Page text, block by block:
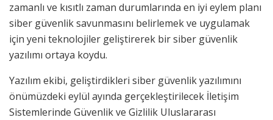
zamanlı ve kısıtlı zaman durumlarında en iyi eylem planı
siber güvenlik savunmasını belirlemek ve uygulamak
için yeni teknolojiler geliştirerek bir siber güvenlik
yazılımı ortaya koydu.
Yazılım ekibi, geliştirdikleri siber güvenlik yazılımını
önümüzdeki eylül ayında gerçekleştirilecek İletişim
Sistemlerinde Güvenlik ve Gizlilik Uluslararası